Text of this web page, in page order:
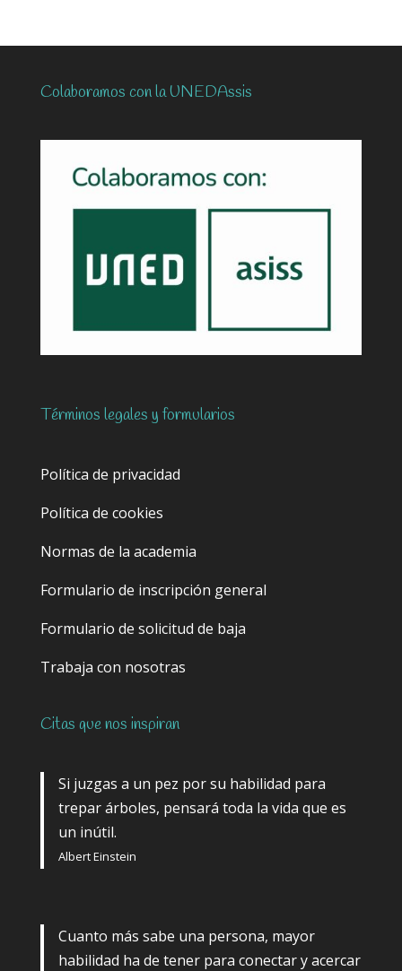
Colaboramos con la UNEDAssis
Términos legales y formularios
Política de privacidad
Política de cookies
Normas de la academia
Formulario de inscripción general
Formulario de solicitud de baja
Trabaja con nosotras
Citas que nos inspiran
Si juzgas a un pez por su habilidad para
trepar árboles, pensará toda la vida que es
un inútil.
Albert Einstein
Cuanto más sabe una persona, mayor
habilidad ha de tener para conectar y acercar